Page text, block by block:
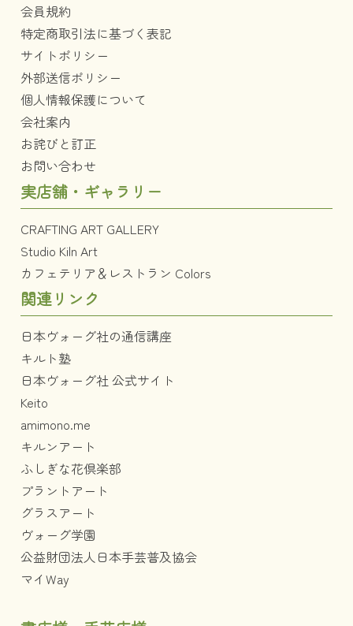
会員規約
特定商取引法に基づく表記
サイトポリシー
外部送信ポリシー
個人情報保護について
会社案内
お詫びと訂正
お問い合わせ
実店舗・ギャラリー
CRAFTING ART GALLERY
Studio Kiln Art
カフェテリア＆レストラン Colors
関連リンク
日本ヴォーグ社の通信講座
キルト塾
日本ヴォーグ社 公式サイト
Keito
amimono.me
キルンアート
ふしぎな花倶楽部
プラントアート
グラスアート
ヴォーグ学園
公益財団法人日本手芸普及協会
マイWay